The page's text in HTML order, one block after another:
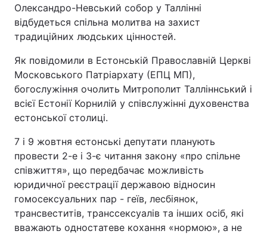
Олександро-Невський собор у Таллінні
відбудеться спільна молитва на захист
традиційних людських цінностей.
Як повідомили в Естонській Православній Церкві
Московського Патріархату (ЕПЦ МП),
богослужіння очолить Митрополит Талліннський і
всієї Естонії Корнилій у співслужінні духовенства
естонської столиці.
7 і 9 жовтня естонські депутати планують
провести 2-е і 3-є читання закону «про спільне
співжиття», що передбачає можливість
юридичної реєстрації державою відносин
гомосексуальних пар - геїв, лесбіянок,
трансвеститів, транссексуалів та інших осіб, які
вважають одностатеве кохання «нормою», а не